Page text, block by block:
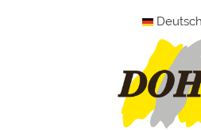
Deutsch